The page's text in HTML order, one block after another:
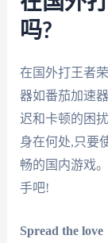
吗?
在国外打王者
器如番茄加速
迟和卡顿的困
身在何处,只要
畅的国内游戏
手吧!
Spread the love